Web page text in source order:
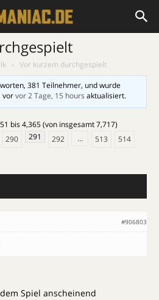
› Vor kurzem durchgespielt
381 Teilnehmer, und wurde
vorvor 2 Tage, 15 hours aktualisiert.
bis 4,365 (von insgesamt 7,717)
290 291 292 … 513
514
#906803
Spiel anscheinend